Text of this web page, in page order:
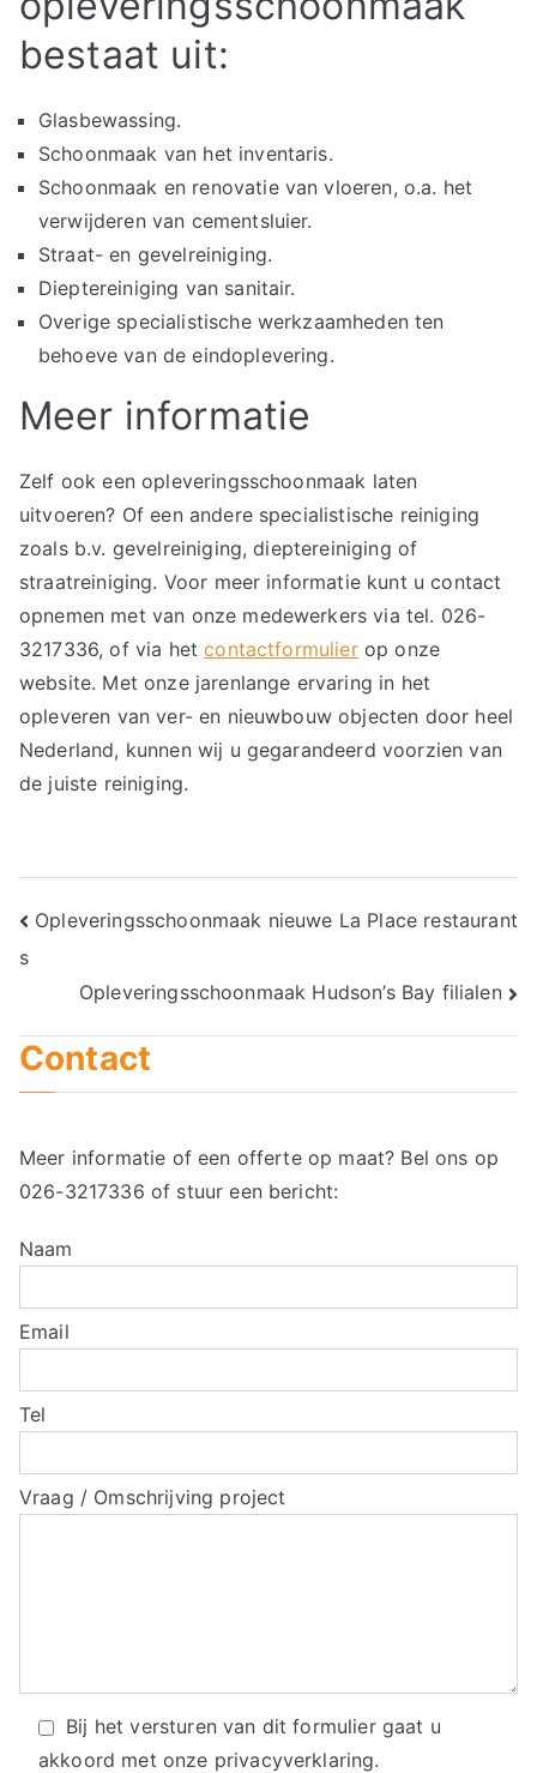
bestaat uit:
Glasbewassing.
Schoonmaak van het inventaris.
Schoonmaak en renovatie van vloeren, o.a. het
verwijderen van cementsluier.
Straat- en gevelreiniging.
Dieptereiniging van sanitair.
Overige specialistische werkzaamheden ten
behoeve van de eindoplevering.
Meer informatie
Zelf ook een opleveringsschoonmaak laten
uitvoeren? Of een andere specialistische reiniging
zoals b.v. gevelreiniging, dieptereiniging of
straatreiniging. Voor meer informatie kunt u contact
opnemen met van onze medewerkers via tel. 026-
3217336, of via hetcontactformulierop onze
website. Met onze jarenlange ervaring in het
opleveren van ver- en nieuwbouw objecten door heel
Nederland, kunnen wij u gegarandeerd voorzien van
de juiste reiniging.
Bericht
navigatie
Opleveringsschoonmaak nieuwe La Place restaurant
s
Opleveringsschoonmaak Hudson’s Bay filialen
Contact
Meer informatie of een offerte op maat? Bel ons op
026-3217336 of stuur een bericht:
Naam
Email
Tel
Vraag / Omschrijving project
Bij het versturen van dit formulier gaat u
akkoord met onze privacyverklaring.